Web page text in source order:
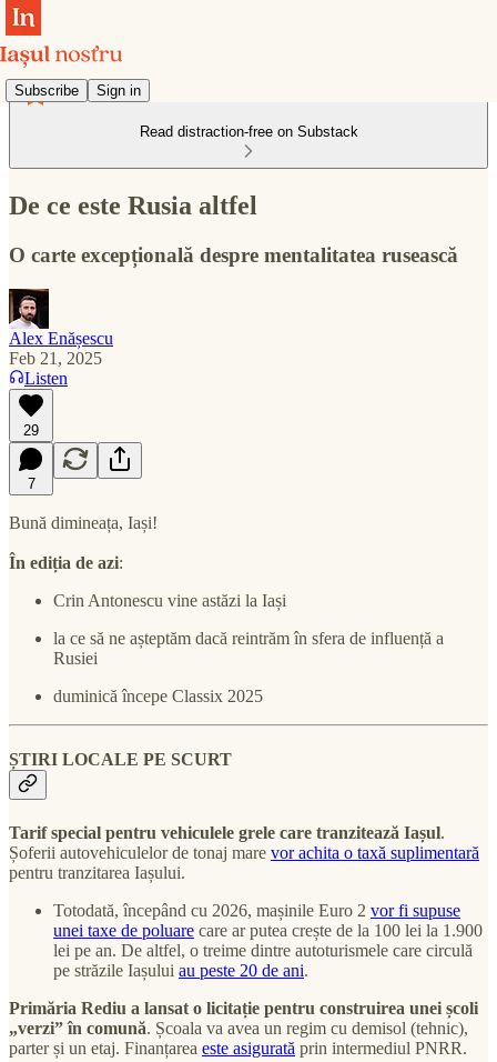
Subscribe Sign in
Read distraction-free on Substack
De ce este Rusia altfel
O carte excepțională despre mentalitatea rusească
Alex Enășescu
Feb 21, 2025
Listen
29
7
Bună dimineața, Iași!
În ediția de azi:
Crin Antonescu vine astăzi la Iași
la ce să ne așteptăm dacă reintrăm în sfera de influență a
Rusiei
duminică începe Classix 2025
ȘTIRI LOCALE PE SCURT
Tarif special pentru vehiculele grele care tranzitează Iașul.
Șoferii autovehiculelor de tonaj mare vor achita o taxă suplimentară
pentru tranzitarea Iașului.
Totodată, începând cu 2026, mașinile Euro 2 vor fi supuse
unei taxe de poluare care ar putea crește de la 100 lei la 1.900
lei pe an. De altfel, o treime dintre autoturismele care circulă
pe străzile Iașului au peste 20 de ani.
Primăria Rediu a lansat o licitație pentru construirea unei școli
„verzi” în comună. Școala va avea un regim cu demisol (tehnic),
parter și un etaj. Finanțarea este asigurată prin intermediul PNRR.